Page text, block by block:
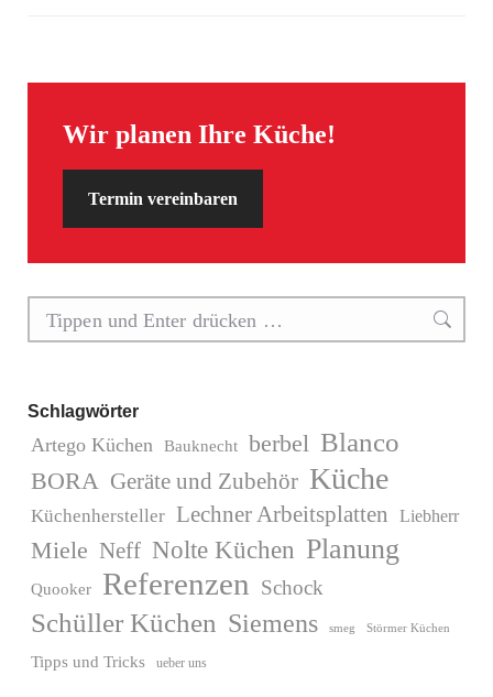
Wir planen Ihre Küche!
Termin vereinbaren
Search:
Schlagwörter
Artego Küchen Bauknecht berbel Blanco
BORA Geräte und Zubehör Küche
Küchenhersteller Lechner Arbeitsplatten Liebherr
Miele Neff Nolte Küchen Planung
Quooker Referenzen Schock
Schüller Küchen Siemens smeg Störmer Küchen
Tipps und Tricks ueber uns